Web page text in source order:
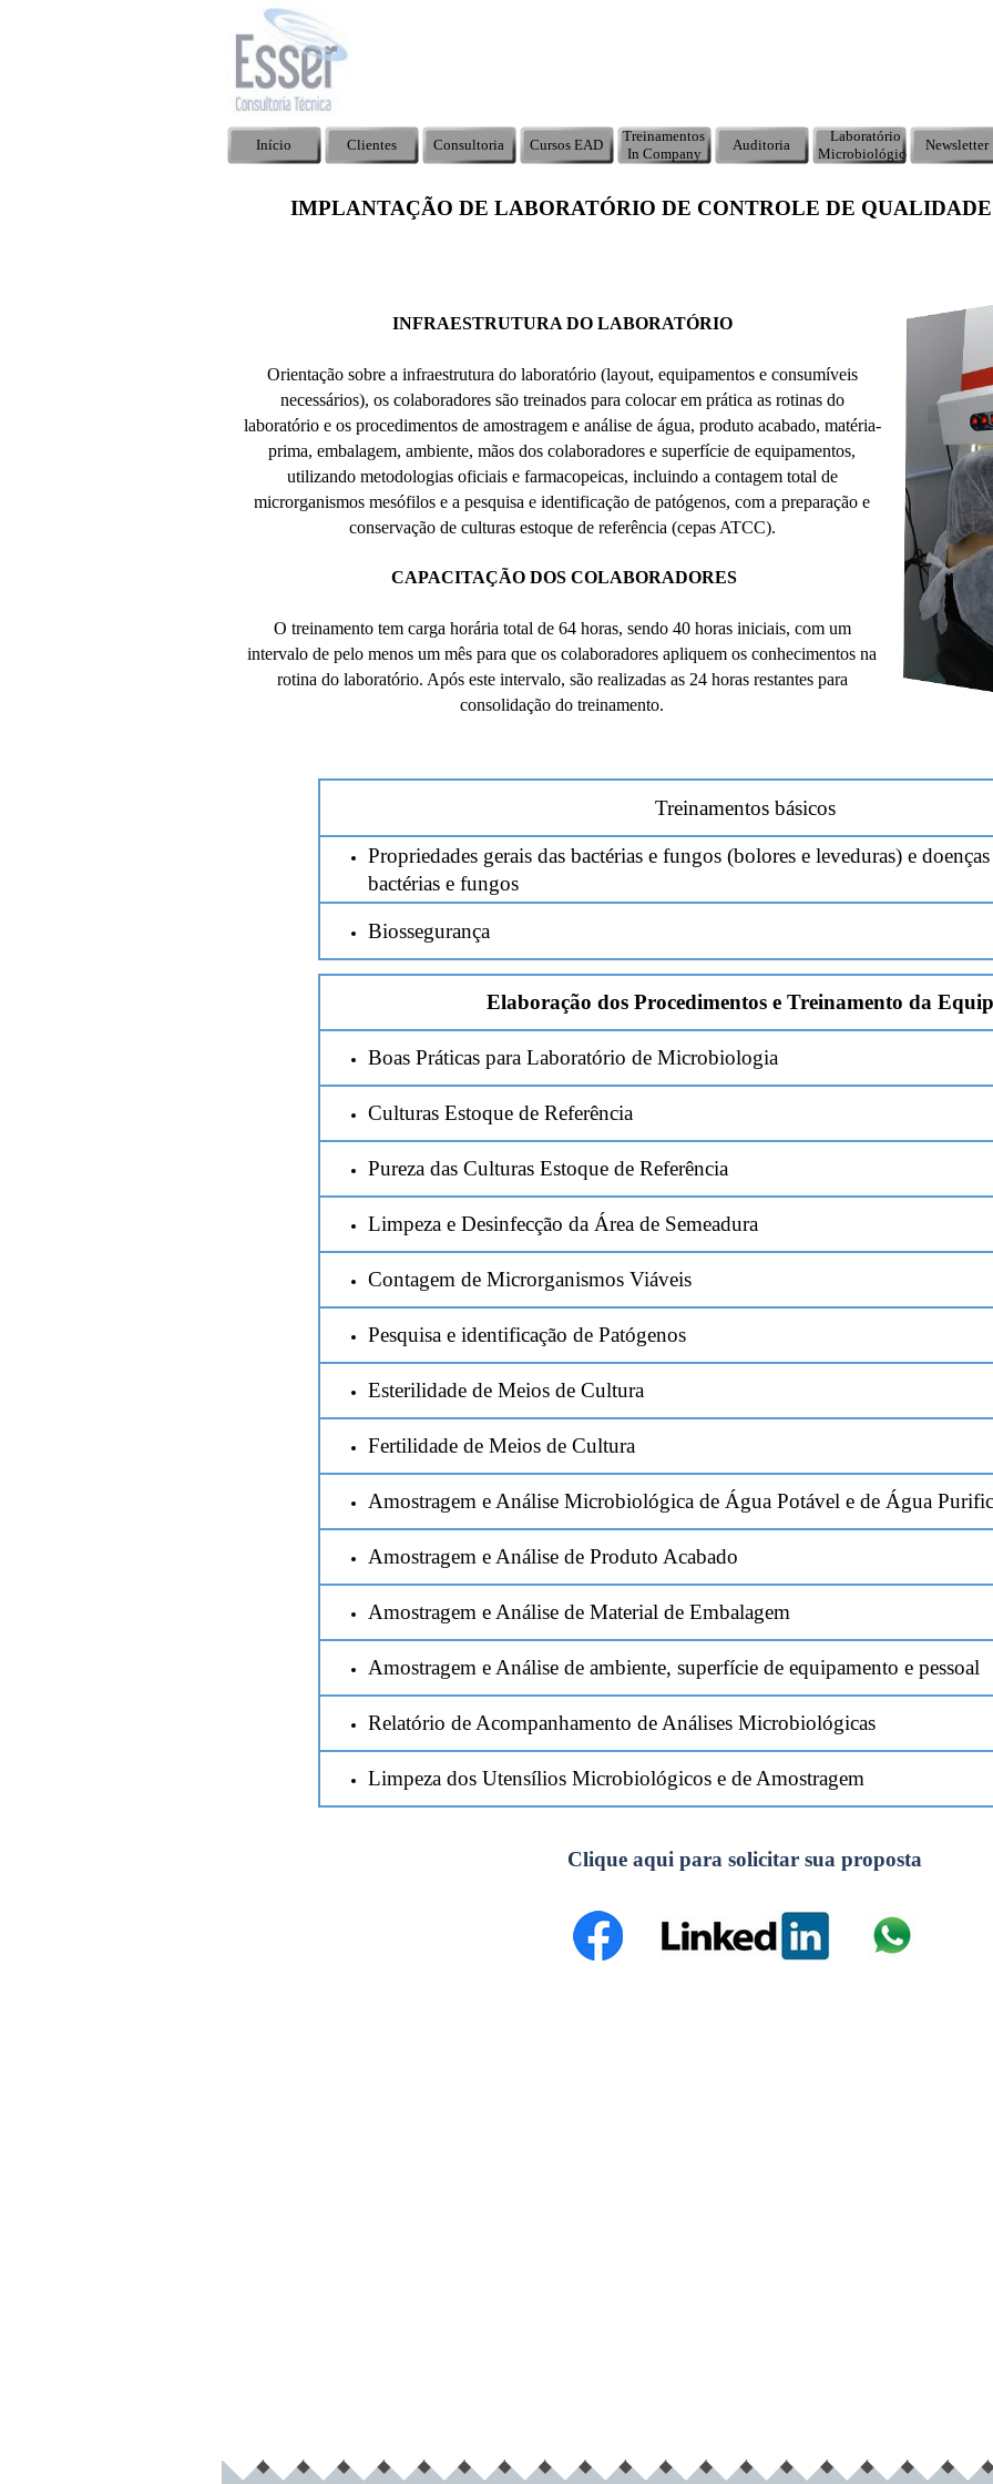
Início Clientes Consultoria Cursos EAD
Treinamentos
In Company
Auditoria
Laboratório
Microbiológico
Newsletter
IMPLANTAÇÃO DE LABORATÓRIO DE CONTROLE DE
INFRAESTRUTURA DO LABORATÓRIO
Orientação sobre a infraestrutura do laboratório (layout, equipamentos e consumíveis
necessários), os colaboradores são treinados para colocar em prática as rotinas do
laboratório e os procedimentos de amostragem e análise de água, produto acabado, matéria-
prima, embalagem, ambiente, mãos dos colaboradores e superfície de equipamentos,
utilizando metodologias oficiais e farmacopeicas, incluindo a contagem total de
microrganismos mesófilos e a pesquisa e identificação de patógenos, com a preparação e
conservação de culturas estoque de referência (cepas ATCC).
CAPACITAÇÃO DOS COLABORADORES
O treinamento tem carga horária total de 64 horas, sendo 40 horas iniciais, com um
intervalo de pelo menos um mês para que os colaboradores apliquem os conhecimentos na
rotina do laboratório. Após este intervalo, são realizadas as 24 horas restantes para
consolidação do treinamento.
Treinamentos básicos
Propriedades gerais das bactérias e fungos (bolores e leveduras) e
bactérias e fungos
Biossegurança
Elaboração dos Procedimentos e Treinamento da
Boas Práticas para Laboratório de Microbiologia
Culturas Estoque de Referência
Pureza das Culturas Estoque de Referência
Limpeza e Desinfecção da Área de Semeadura
Contagem de Microrganismos Viáveis
Pesquisa e identificação de Patógenos
Esterilidade de Meios de Cultura
Fertilidade de Meios de Cultura
Amostragem e Análise Microbiológica de Água Potável e de Água
Amostragem e Análise de Produto Acabado
Amostragem e Análise de Material de Embalagem
Amostragem e Análise de ambiente, superfície de equipamento e pessoal
Relatório de Acompanhamento de Análises Microbiológicas
Limpeza dos Utensílios Microbiológicos e de Amostragem
Clique aqui para solicitar sua proposta